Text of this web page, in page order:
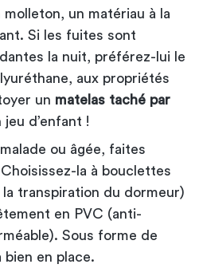
un matériau à la
Si les fuites sont
la nuit, préférez-lui le
aux propriétés
un matelas taché par
jeu d’enfant !
ou âgée, faites
Choisissez-la à bouclettes
la transpiration du dormeur)
en PVC (anti-
Sous forme de
bien en place.